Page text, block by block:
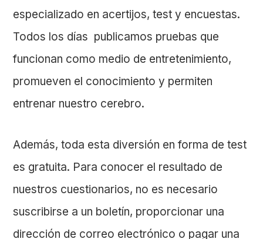
especializado en acertijos, test y encuestas.
Todos los días publicamos pruebas que
funcionan como medio de entretenimiento,
promueven el conocimiento y permiten
entrenar nuestro cerebro.
Además, toda esta diversión en forma de test
es gratuita. Para conocer el resultado de
nuestros cuestionarios, no es necesario
suscribirse a un boletín, proporcionar una
dirección de correo electrónico o pagar una